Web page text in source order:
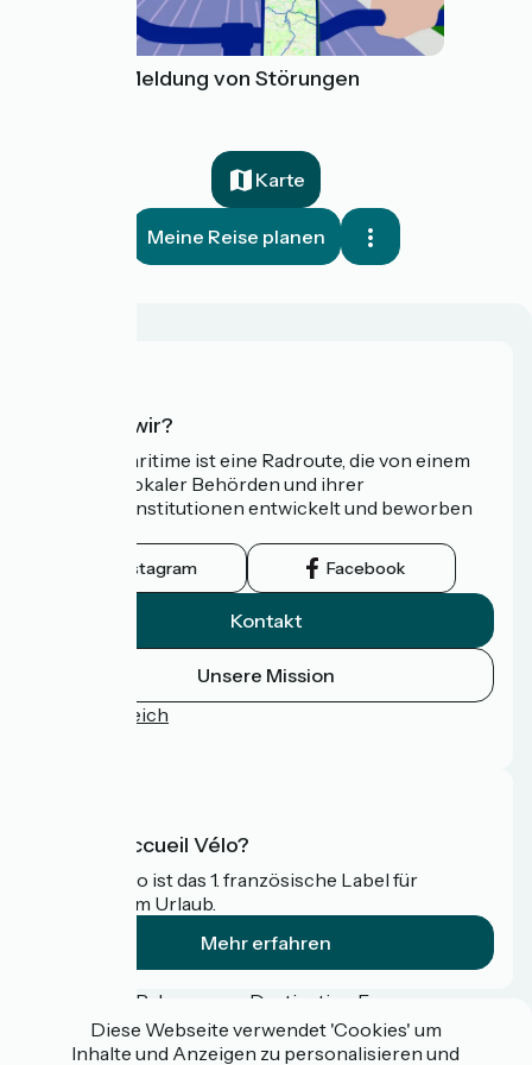
Tool zur Meldung von Störungen
Karte
Meine Reise planen
Wer sind wir?
Die Vélomaritime ist eine Radroute, die von einem
Netzwerk lokaler Behörden und ihrer
Tourismusinstitutionen entwickelt und beworben
Instagram Facebook
Kontakt
Unsere Mission
Pressebereich
Was ist Accueil Vélo?
Accueil Vélo ist das 1. französische Label für
Radfahrer im Urlaub.
Mehr erfahren
Gefördert im Rahmen von Destination France
Diese Webseite verwendet 'Cookies' um
Inhalte und Anzeigen zu personalisieren und